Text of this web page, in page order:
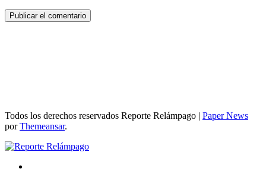
Todos los derechos reservados Reporte Relámpago | Paper News
porThemeansar.